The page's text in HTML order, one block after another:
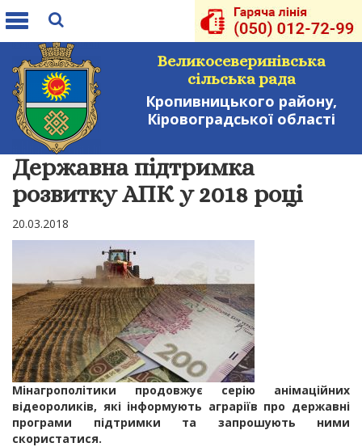
Toggle
Великосеверинівська
сільська рада
Кропивницького району,
Кіровоградської області
Державна підтримка
розвитку АПК у 2018 році
20.03.2018
Мінагрополітики продовжує серію анімаційних
відеороликів, які інформують аграріїв про державні
програми підтримки та запрошують ними
скористатися.